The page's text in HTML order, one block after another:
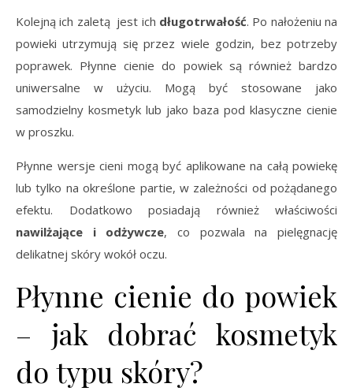
Kolejną ich zaletą jest ich długotrwałość. Po nałożeniu na
powieki utrzymują się przez wiele godzin, bez potrzeby
poprawek. Płynne cienie do powiek są również bardzo
uniwersalne w użyciu. Mogą być stosowane jako
samodzielny kosmetyk lub jako baza pod klasyczne cienie
w proszku.
Płynne wersje cieni mogą być aplikowane na całą powiekę
lub tylko na określone partie, w zależności od pożądanego
efektu. Dodatkowo posiadają również właściwości
nawilżające i odżywcze, co pozwala na pielęgnację
delikatnej skóry wokół oczu.
Płynne cienie do powiek
– jak dobrać kosmetyk
do typu skóry?